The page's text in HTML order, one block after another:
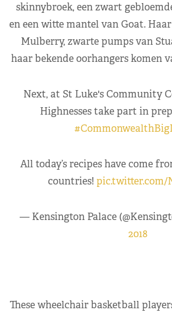
skinnybroek, een zwart
en een witte mantel van Goat.
Mulberry, zwarte pumps van
haar bekende oorhangers komen
Next, at St Luke's Community
Highnesses take part in
All today’s recipes have come
countries! pic.twitter.com/
— Kensington Palace
2018
These wheelchair basketball